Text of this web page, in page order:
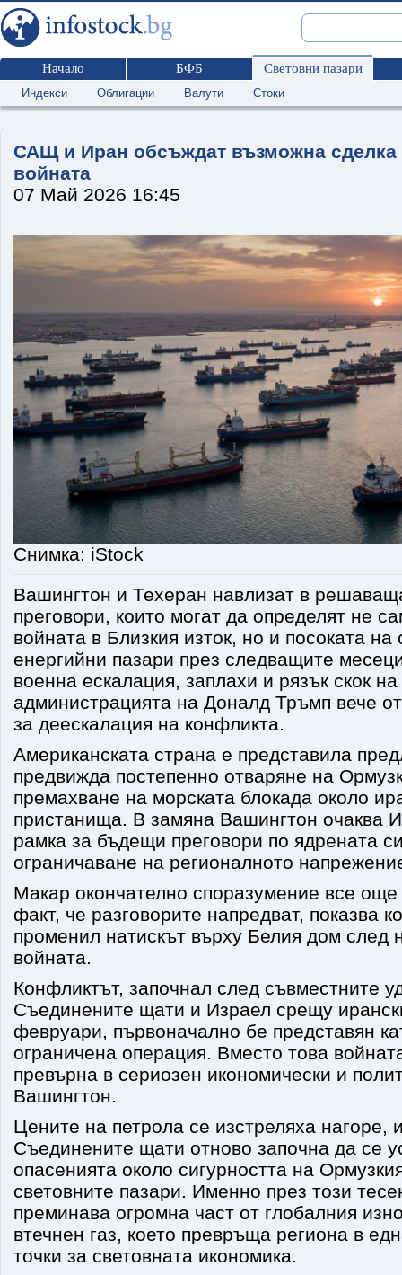
Начало БФБ Световни пазари
Индекси Облигации Валути Стоки
САЩ и Иран обсъждат възможна сделка
войната
07 Май 2026 16:45
Снимка: iStock
Вашингтон и Техеран навлизат в
преговори, които могат да определят не
войната в Близкия изток, но и посоката на
енергийни пазари през следващите
военна ескалация, заплахи и рязък скок
администрацията на Доналд Тръмп вече
за деескалация на конфликта.
Американската страна е представила
предвижда постепенно отваряне на
премахване на морската блокада около
пристанища. В замяна Вашингтон очаква
рамка за бъдещи преговори по ядрената
ограничаване на регионалното
Макар окончателно споразумение все
факт, че разговорите напредват, показва
променил натискът върху Белия дом след
войната.
Конфликтът, започнал след съвместните
Съединените щати и Израел срещу
февруари, първоначално бе представян
ограничена операция. Вместо това
превърна в сериозен икономически и
Вашингтон.
Цените на петрола се изстреляха нагоре,
Съединените щати отново започна да се
опасенията около сигурността на
световните пазари. Именно през този
преминава огромна част от глобалния
втечнен газ, което превръща региона в
точки за световната икономика.